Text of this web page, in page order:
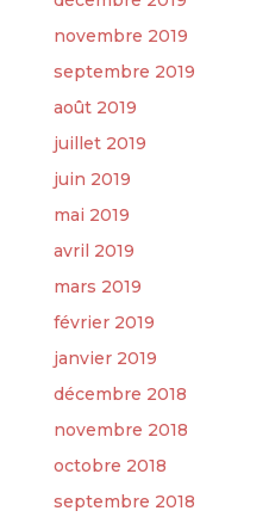
novembre 2019
septembre 2019
août 2019
juillet 2019
juin 2019
mai 2019
avril 2019
mars 2019
février 2019
janvier 2019
décembre 2018
novembre 2018
octobre 2018
septembre 2018